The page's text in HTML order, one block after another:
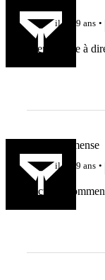
il y a 9 ans
Rien d'autre à
Cédric Immense
il y a 9 ans
J'écris le